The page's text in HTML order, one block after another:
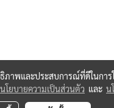
ภาพและประสบการณ์ที่ดีในการ
นโยบายความเป็นส่วนตัว และ น